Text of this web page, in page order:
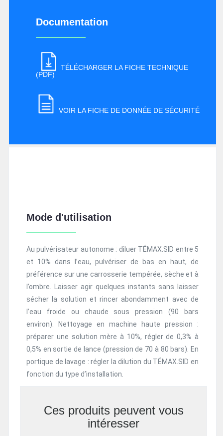
Documentation
TÉLÉCHARGER LA FICHE TECHNIQUE
(PDF)
VOIR LA FICHE DE DONNÉE DE SÉCURITÉ
Mode d'utilisation
Au pulvérisateur autonome : diluer TÉMAX.SID entre 5
et 10% dans l’eau, pulvériser de bas en haut, de
préférence sur une carrosserie tempérée, sèche et à
l’ombre. Laisser agir quelques instants sans laisser
sécher la solution et rincer abondamment avec de
l’eau froide ou chaude sous pression (90 bars
environ). Nettoyage en machine haute pression :
préparer une solution mère à 10%, régler de 0,3% à
0,5% en sortie de lance (pression de 70 à 80 bars). En
portique de lavage : régler la dilution du TÉMAX.SID en
fonction du type d’installation.
Ces produits peuvent vous
intéresser